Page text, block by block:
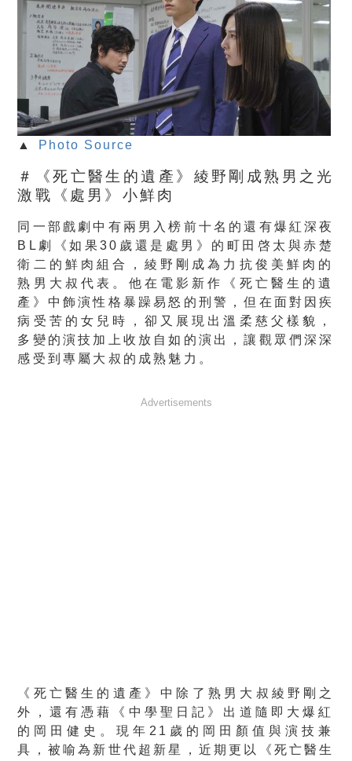
▲ Photo Source
＃《死亡醫生的遺產》綾野剛成熟男之光
激戰《處男》小鮮肉
同一部戲劇中有兩男入榜前十名的還有爆紅深夜
BL劇《如果30歲 還是處男》的町田啓太與赤楚
衛二的鮮肉組合， 綾野剛成為力抗俊美鮮肉的
熟男大叔代表。他在電影新作《 死亡醫生的遺
產》中飾演性格暴躁易怒的刑警，但在面對因疾
病受苦的女兒時，卻又展現出溫柔慈父樣貌，
多變的演技加上收放自如的演出，讓觀眾們深深
感受到專屬大叔的成熟魅力。
Advertisements
《死亡醫生的遺產》中除了熟男大叔綾野剛之
外，還有憑藉《 中學聖日記》出道隨即大爆紅
的岡田健史。現年21歲的岡田顏值與 演技兼
具，被喻為新世代超新星，近期更以《死亡醫生